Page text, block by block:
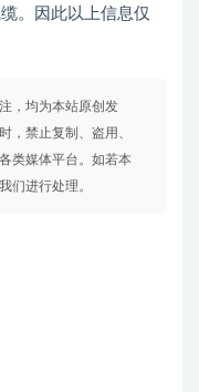
。因此以上信息仅
，均为本站原创发
，禁止复制、盗用、
类媒体平台。如若本
们进行处理。